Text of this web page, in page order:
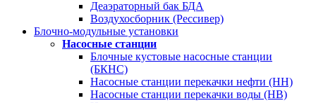
Деаэраторный бак БДА
Воздухосборник (Рессивер)
Блочно-модульные установки
Насосные станции
Блочные кустовые насосные станции
(БКНС)
Насосные станции перекачки нефти (НН)
Насосные станции перекачки воды (НВ)